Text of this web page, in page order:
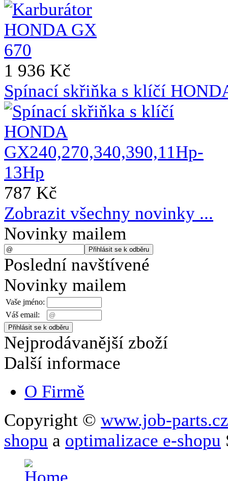
1 936 Kč
Spínací skřiňka s klíčí
787 Kč
Zobrazit všechny novinky ...
Novinky mailem
Poslední navštívené
Novinky mailem
Vaše jméno:
Váš email:
Nejprodávanější zboží
Další informace
O Firmě
Copyright © www.job-parts.cz
shopu a optimalizace e-shopu